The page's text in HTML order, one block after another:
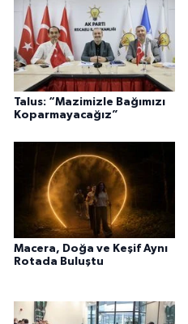
Talus: “Mazimizle Bağımızı
Koparmayacağız”
Macera, Doğa ve Keşif Aynı
Rotada Buluştu